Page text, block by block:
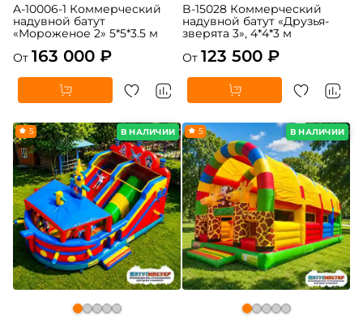
A-10006-1 Коммерческий
надувной батут
«Мороженое 2» 5*5*3.5 м
От 163 000 ₽
B-15028 Коммерческий
надувной батут «Друзья-
зверята 3», 4*4*3 м
От 123 500 ₽
В НАЛИЧИИ
5 В НАЛИЧИИ
5